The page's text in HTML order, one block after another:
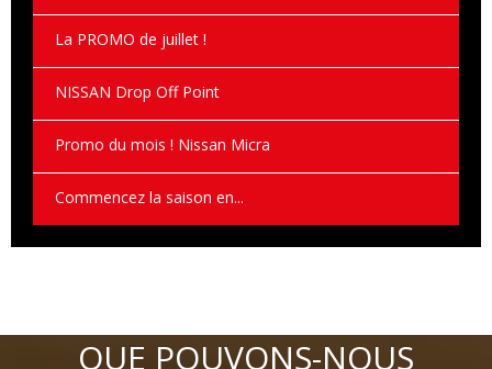
La PROMO de juillet !
NISSAN Drop Off Point
Promo du mois ! Nissan Micra
Commencez la saison en...
QUE POUVONS-NOUS